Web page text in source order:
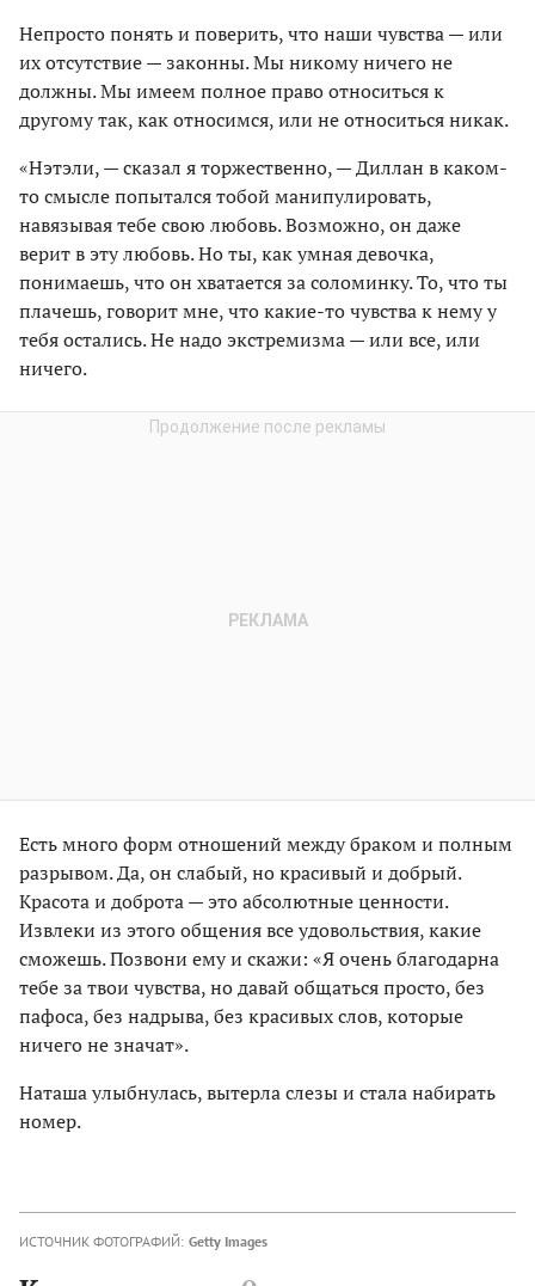
Непросто понять и поверить, что наши чувства — или
их отсутствие — законны. Мы никому ничего не
должны. Мы имеем полное право относиться к
другому так, как относимся, или не относиться никак.
«Нэтэли, — сказал я торжественно, — Диллан в каком-
то смысле попытался тобой манипулировать,
навязывая тебе свою любовь. Возможно, он даже
верит в эту любовь. Но ты, как умная девочка,
понимаешь, что он хватается за соломинку. То, что ты
плачешь, говорит мне, что какие-то чувства к нему у
тебя остались. Не надо экстремизма — или все, или
ничего.
Есть много форм отношений между браком и полным
разрывом. Да, он слабый, но красивый и добрый.
Красота и доброта — это абсолютные ценности.
Извлеки из этого общения все удовольствия, какие
сможешь. Позвони ему и скажи: «Я очень благодарна
тебе за твои чувства, но давай общаться просто, без
пафоса, без надрыва, без красивых слов, которые
ничего не значат».
Наташа улыбнулась, вытерла слезы и стала набирать
номер.
ИСТОЧНИК ФОТОГРАФИЙ: Getty Images